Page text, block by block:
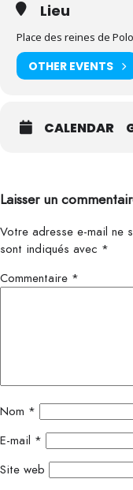
Lieu
Place des reines de
OTHER EVENTS
CALENDAR
Laisser un
Votre adresse e-mail ne
sont indiqués avec *
Commentaire *
Nom *
E-mail *
Site web